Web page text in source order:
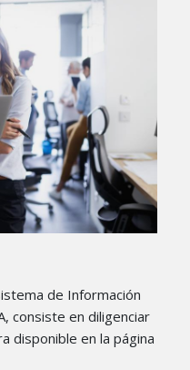
de Información
consiste en diligenciar
disponible en la página